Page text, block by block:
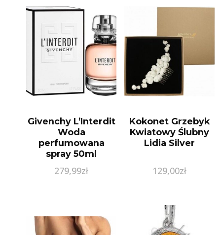
Givenchy L’Interdit
Woda
perfumowana
spray 50ml
279,99zł
Kokonet Grzebyk
Kwiatowy Ślubny
Lidia Silver
129,00zł